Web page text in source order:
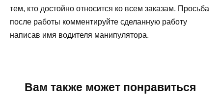
тем, кто достойно относится ко всем заказам. Просьба
после работы комментируйте сделанную работу
написав имя водителя манипулятора.
Вам также может понравиться